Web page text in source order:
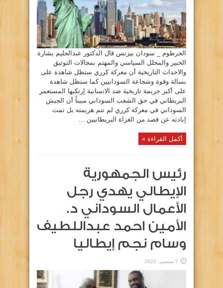
الخرطوم _ سودان بيزنس قال الدكتور عبدالحليم بشارة
الخبير والمحلل السياسي والمهتم بمجالات الثوثيق
والاحداث التاريخية أن معركة كرري ستظل شاهدة على
بسالة وقوة وشجاعة السودانيين كما ستظل شاهدة
على أكبر جريمة تاريخية ضد الانسانية إرتكبها المستعمر
البريطاني في حق الشعب السوداني مبيناً أن الجيش
السوداني في معركة كرري لم تتم هزيمته بل تمت
إبادته عن قصد من الغزاة البريطانيين ...
أكمل القراءة »
رئيس الجمهورية
الإيطالي يهدي رجل
الأعمال السوداني د.
الأمين احمد عبداللطيف
وسام نجم إيطاليا
7 سبتمبر، 2022